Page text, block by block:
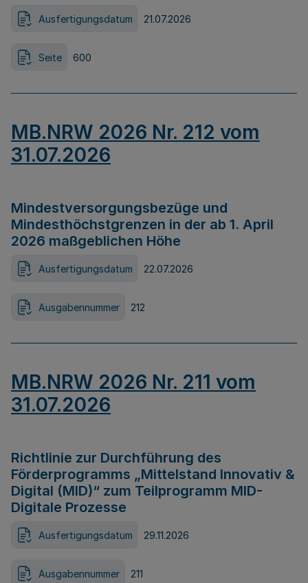
Ausfertigungsdatum 21.07.2026
Seite 600
MB.NRW 2026 Nr. 212 vom
31.07.2026
Mindestversorgungsbezüge und
Mindesthöchstgrenzen in der ab 1. April
2026 maßgeblichen Höhe
Ausfertigungsdatum 22.07.2026
Ausgabennummer 212
MB.NRW 2026 Nr. 211 vom
31.07.2026
Richtlinie zur Durchführung des
Förderprogramms „Mittelstand Innovativ &
Digital (MID)“ zum Teilprogramm MID-
Digitale Prozesse
Ausfertigungsdatum 29.11.2026
Ausgabennummer 211